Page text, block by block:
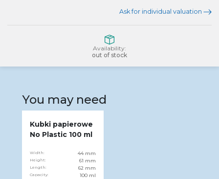
Ask for individual valuation
Availability:
out of stock
You may need
Kubki papierowe
No Plastic 100 ml
Width: 44 mm
Height: 61 mm
Length: 62 mm
Capacity: 100 ml